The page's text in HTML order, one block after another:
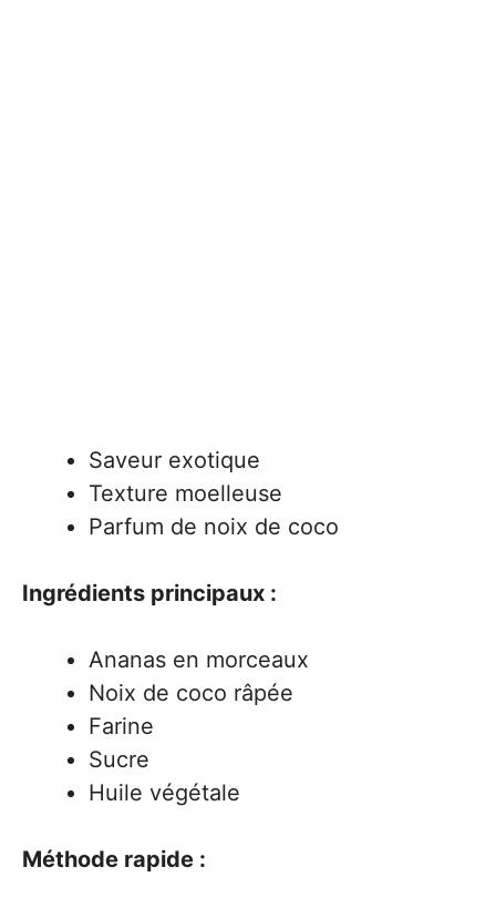
Saveur exotique
Texture moelleuse
Parfum de noix de coco
Ingrédients principaux :
Ananas en morceaux
Noix de coco râpée
Farine
Sucre
Huile végétale
Méthode rapide :